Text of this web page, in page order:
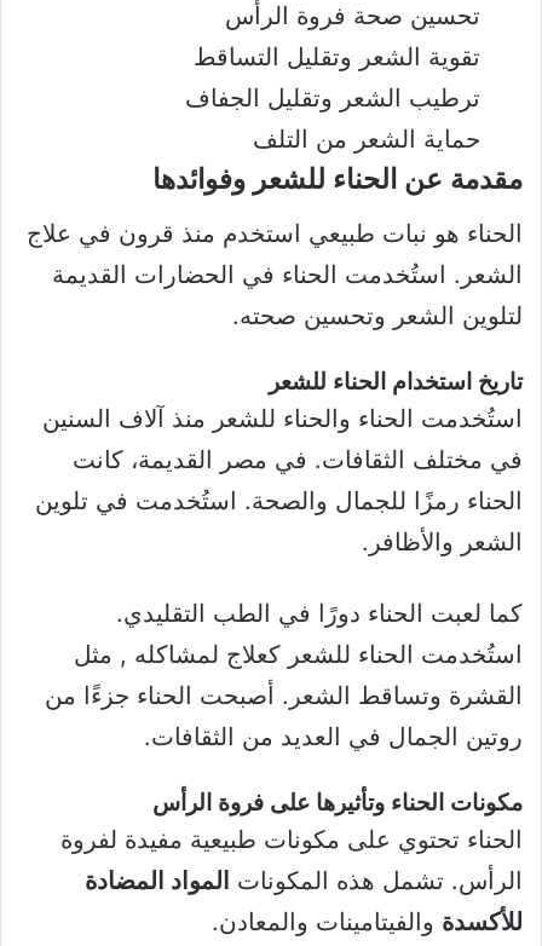
تحسين صحة فروة الرأس
تقوية الشعر وتقليل التساقط
ترطيب الشعر وتقليل الجفاف
حماية الشعر من التلف
مقدمة عن الحناء للشعر وفوائدها
الحناء هو نبات طبيعي استخدم منذ قرون في علاج
الشعر. استُخدمت الحناء في الحضارات القديمة
لتلوين الشعر وتحسين صحته.
تاريخ استخدام الحناء للشعر
استُخدمت الحناء والحناء للشعر منذ آلاف السنين
في مختلف الثقافات. في مصر القديمة، كانت
الحناء رمزًا للجمال والصحة. استُخدمت في تلوين
الشعر والأظافر.
كما لعبت الحناء دورًا في الطب التقليدي.
استُخدمت الحناء للشعر كعلاج لمشاكله , مثل
القشرة وتساقط الشعر. أصبحت الحناء جزءًا من
روتين الجمال في العديد من الثقافات.
مكونات الحناء وتأثيرها على فروة الرأس
الحناء تحتوي على مكونات طبيعية مفيدة لفروة
الرأس. تشمل هذه المكونات المواد المضادة
للأكسدة والفيتامينات والمعادن.